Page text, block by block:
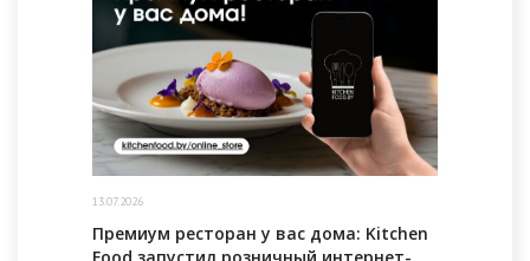
13.07.2026
Премиум ресторан у вас дома: Kitchen